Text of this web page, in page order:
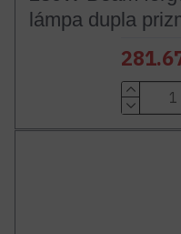
lámpa dupla